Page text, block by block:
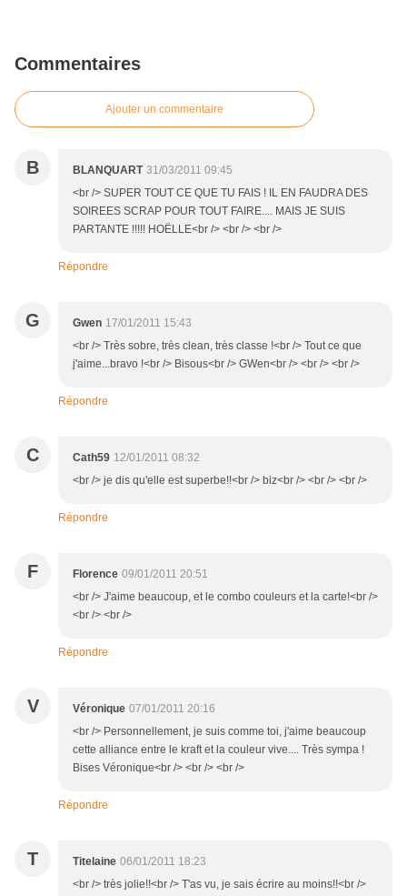
Commentaires
Ajouter un commentaire
B BLANQUART 31/03/2011 09:45
<br /> SUPER TOUT CE QUE TU FAIS ! IL EN FAUDRA DES
SOIREES SCRAP POUR TOUT FAIRE.... MAIS JE SUIS
PARTANTE !!!!! HOËLLE<br /> <br /> <br />
Répondre
G Gwen 17/01/2011 15:43
<br /> Très sobre, très clean, très classe !<br /> Tout ce que
j'aime...bravo !<br /> Bisous<br /> GWen<br /> <br /> <br />
Répondre
C Cath59 12/01/2011 08:32
<br /> je dis qu'elle est superbe!!<br /> biz<br /> <br /> <br />
Répondre
F Florence 09/01/2011 20:51
<br /> J'aime beaucoup, et le combo couleurs et la carte!<br />
<br /> <br />
Répondre
V Véronique 07/01/2011 20:16
<br /> Personnellement, je suis comme toi, j'aime beaucoup
cette alliance entre le kraft et la couleur vive.... Très sympa !
Bises Véronique<br /> <br /> <br />
Répondre
T Titelaine 06/01/2011 18:23
<br /> très jolie!!<br /> T'as vu, je sais écrire au moins!!<br />